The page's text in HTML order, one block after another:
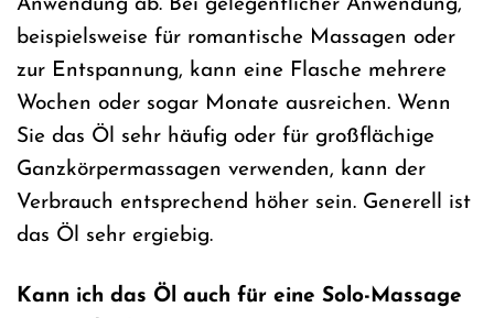
Anwendung ab. Bei gelegentlicher Anwendung,
beispielsweise für romantische Massagen oder
zur Entspannung, kann eine Flasche mehrere
Wochen oder sogar Monate ausreichen. Wenn
Sie das Öl sehr häufig oder für großflächige
Ganzkörpermassagen verwenden, kann der
Verbrauch entsprechend höher sein. Generell ist
das Öl sehr ergiebig.
Kann ich das Öl auch für eine Solo-Massage